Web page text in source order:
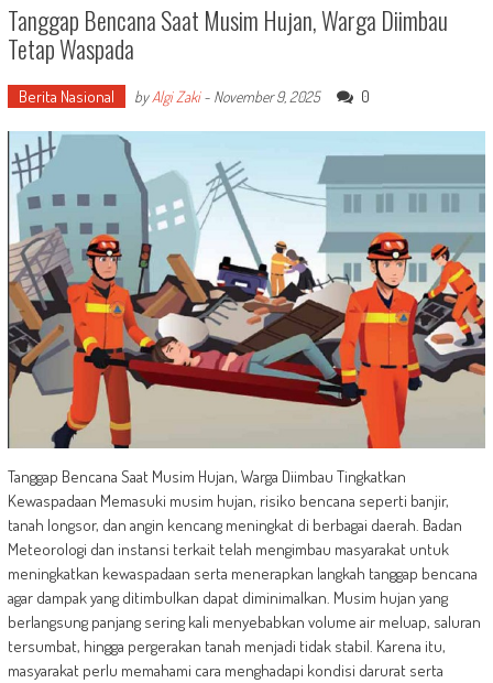
Tanggap Bencana Saat Musim Hujan, Warga Diimbau
Tetap Waspada
Berita Nasional byAlgi Zaki- November 9, 2025 0
Tanggap Bencana Saat Musim Hujan, Warga Diimbau Tingkatkan
Kewaspadaan Memasuki musim hujan, risiko bencana seperti banjir,
tanah longsor, dan angin kencang meningkat di berbagai daerah. Badan
Meteorologi dan instansi terkait telah mengimbau masyarakat untuk
meningkatkan kewaspadaan serta menerapkan langkah tanggap bencana
agar dampak yang ditimbulkan dapat diminimalkan. Musim hujan yang
berlangsung panjang sering kali menyebabkan volume air meluap, saluran
tersumbat, hingga pergerakan tanah menjadi tidak stabil. Karena itu,
masyarakat perlu memahami cara menghadapi kondisi darurat serta